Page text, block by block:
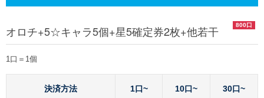
800口
オロチ+5☆キャラ5個+星5確定券2枚+他若干
1口＝1個
決済方法 1口~ 10口~ 30口~